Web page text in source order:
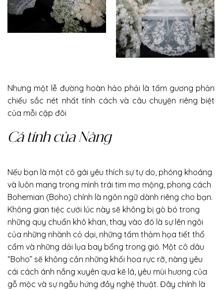
Nhưng một lễ đường hoàn hảo phải là tấm gương phản
chiếu sắc nét nhất tính cách và câu chuyện riêng biệt
của mỗi cặp đôi
Cá tính của Nàng
Nếu bạn là một cô gái yêu thích sự tự do, phóng khoáng
và luôn mang trong mình trái tim mơ mộng, phong cách
Bohemian (Boho) chính là ngôn ngữ dành riêng cho bạn.
Không gian tiệc cưới lúc này sẽ không bị gò bó trong
những quy chuẩn khô khan, thay vào đó là sự lên ngôi
của những nhành cỏ dại, những tấm thảm họa tiết thổ
cẩm và những dải lụa bay bổng trong gió. Một cô dâu
“Boho” sẽ không cần những khối hoa rực rỡ, nàng yêu
cái cách ánh nắng xuyên qua kẽ lá, yêu mùi hương của
gỗ mộc và sự ngẫu hứng đầy nghệ thuật. Đây chính là